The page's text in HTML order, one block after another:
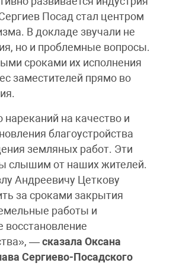
Посад стал центром
В докладе звучали не
но и проблемные вопросы.
сроками их исполнения
заместителей прямо во
нареканий на качество и
благоустройства
земляных работ. Эти
слышим от наших жителей.
Андреевичу Цеткову
за сроками закрытия
работы и
восстановление
— сказала Оксана
Сергиево-Посадского